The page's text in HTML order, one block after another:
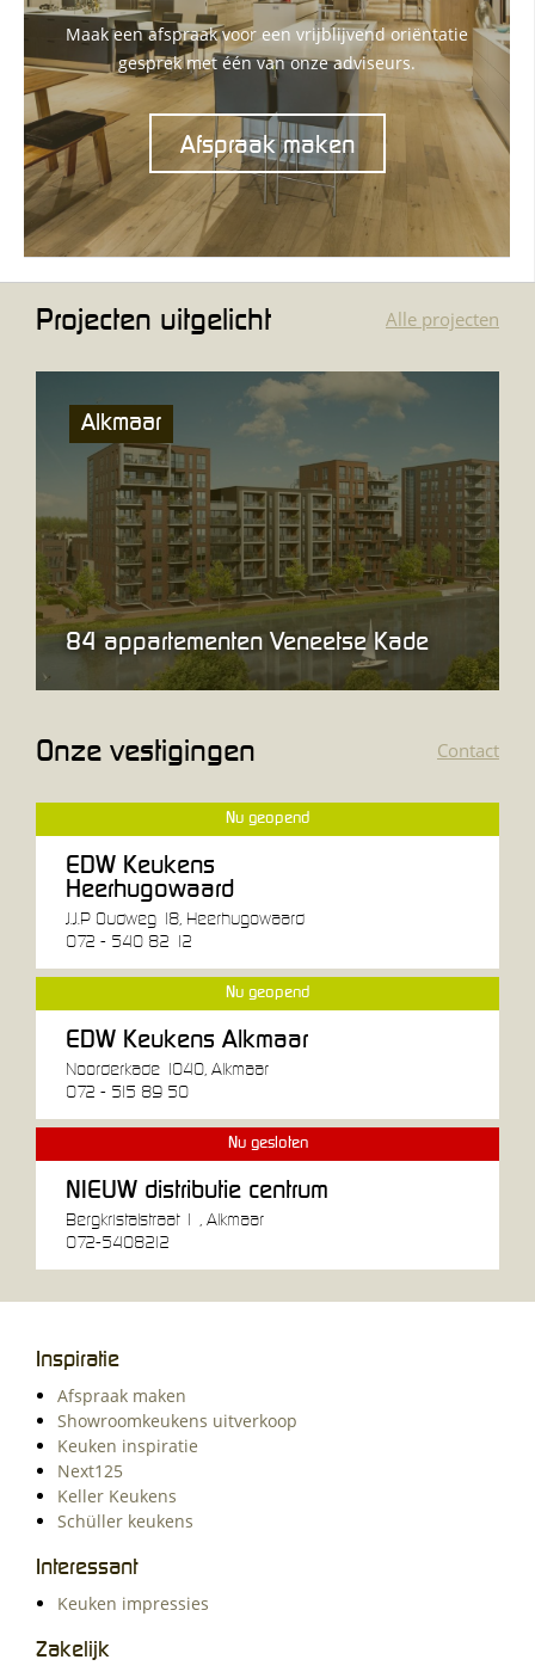
Maak een afspraak voor een vrijblijvend oriëntatie
gesprek met één van onze adviseurs.
Afspraak maken
Projecten uitgelicht Alle projecten
Alkmaar
84 appartementen Veneetse Kade
Onze vestigingen Contact
Nu geopend
EDW Keukens
Heerhugowaard
J.J.P Oudweg 18, Heerhugowaard
072 - 540 82 12
Nu geopend
EDW Keukens Alkmaar
Noorderkade 1040, Alkmaar
072 - 515 89 50
Nu gesloten
NIEUW distributie centrum
Bergkristalstraat 1 , Alkmaar
072-5408212
Inspiratie
Afspraak maken
Showroomkeukens uitverkoop
Keuken inspiratie
Next125
Keller Keukens
Schüller keukens
Interessant
Keuken impressies
Zakelijk